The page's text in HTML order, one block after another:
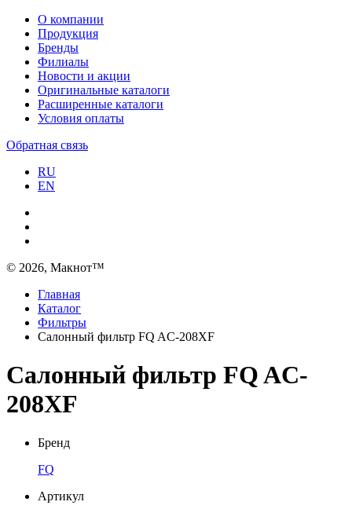
О компании
Продукция
Бренды
Филиалы
Новости и акции
Оригинальные каталоги
Расширенные каталоги
Условия оплаты
Обратная связь
RU
EN
© 2026, Макнот™
Главная
Каталог
Фильтры
Салонный фильтр FQ AC-208XF
Салонный фильтр FQ AC-
208XF
Бренд
FQ
Артикул